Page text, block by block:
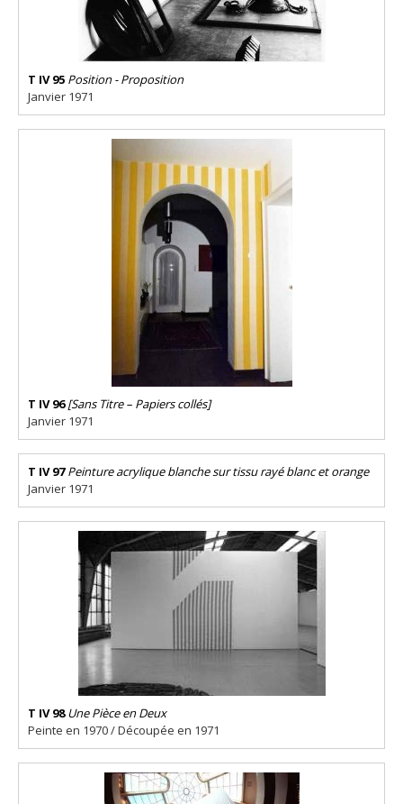
T IV 95 Position - Proposition
Janvier 1971
T IV 96 [Sans Titre – Papiers collés]
Janvier 1971
T IV 97 Peinture acrylique blanche sur tissu rayé blanc et orange
Janvier 1971
T IV 98 Une Pièce en Deux
Peinte en 1970 / Découpée en 1971